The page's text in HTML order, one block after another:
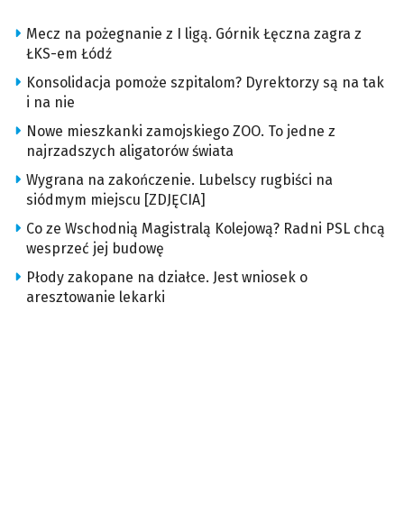
Mecz na pożegnanie z I ligą. Górnik Łęczna zagra z
ŁKS-em Łódź
Konsolidacja pomoże szpitalom? Dyrektorzy są na tak
i na nie
Nowe mieszkanki zamojskiego ZOO. To jedne z
najrzadszych aligatorów świata
Wygrana na zakończenie. Lubelscy rugbiści na
siódmym miejscu [ZDJĘCIA]
Co ze Wschodnią Magistralą Kolejową? Radni PSL chcą
wesprzeć jej budowę
Płody zakopane na działce. Jest wniosek o
aresztowanie lekarki